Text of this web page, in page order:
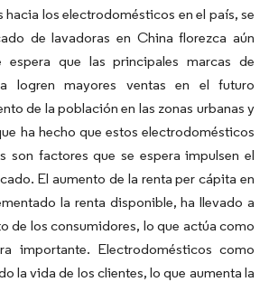
hacia los electrodomésticos en el país, se
de lavadoras en China florezca aún
que las principales marcas de
logren mayores ventas en el futuro
de la población en las zonas urbanas y
ha hecho que estos electrodomésticos
son factores que se espera impulsen el
El aumento de la renta per cápita en
la renta disponible, ha llevado a
de los consumidores, lo que actúa como
importante. Electrodomésticos como
la vida de los clientes, lo que aumenta la